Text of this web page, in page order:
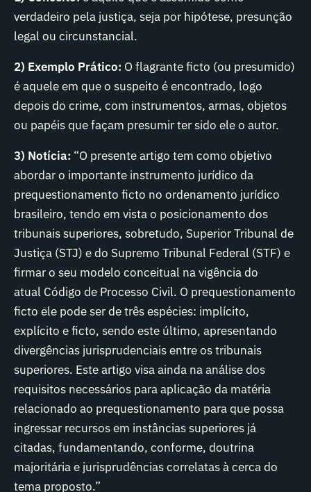
verdadeiro pela justiça, seja por hipótese, presunção
legal ou circunstancial.
2) Exemplo Prático: O flagrante ficto (ou presumido)
é aquele em que o suspeito é encontrado, logo
depois do crime, com instrumentos, armas, objetos
ou papéis que façam presumir ter sido ele o autor.
3) Notícia: “O presente artigo tem como objetivo
abordar o importante instrumento jurídico da
prequestionamento ficto no ordenamento jurídico
brasileiro, tendo em vista o posicionamento dos
tribunais superiores, sobretudo, Superior Tribunal de
Justiça (STJ) e do Supremo Tribunal Federal (STF) e
firmar o seu modelo conceitual na vigência do
atual Código de Processo Civil. O prequestionamento
ficto ele pode ser de três espécies: implícito,
explícito e ficto, sendo este último, apresentando
divergências jurisprudenciais entre os tribunais
superiores. Este artigo visa ainda na análise dos
requisitos necessários para aplicação da matéria
relacionado ao prequestionamento para que possa
ingressar recursos em instâncias superiores já
citadas, fundamentando, conforme, doutrina
majoritária e jurisprudências correlatas à cerca do
tema proposto.”